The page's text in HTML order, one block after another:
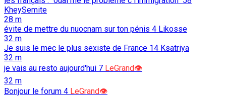
KheySemite
28 m
évite de mettre du nuocnam sur ton pénis 4 Likosse
32 m
Je suis le mec le plus sexiste de France 14 Ksatriya
32 m
je vais au resto aujourd'hui 7 LeGrand👁️
32 m
Bonjour le forum 4 LeGrand👁️